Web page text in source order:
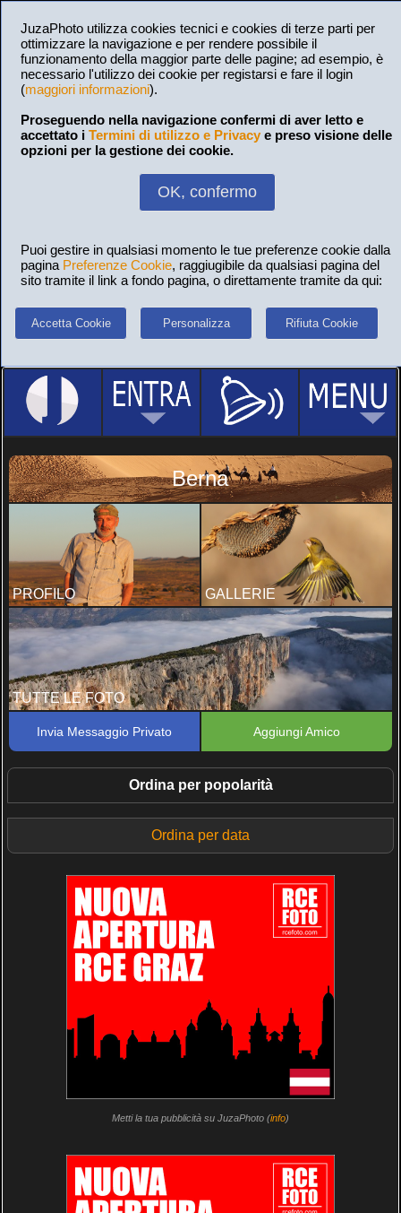
JuzaPhoto utilizza cookies tecnici e cookies di terze parti per
ottimizzare la navigazione e per rendere possibile il
funzionamento della maggior parte delle pagine; ad esempio, è
necessario l'utilizzo dei cookie per registarsi e fare il login
(maggiori informazioni).
Proseguendo nella navigazione confermi di aver letto e
accettato i Termini di utilizzo e Privacy e preso visione delle
opzioni per la gestione dei cookie.
OK, confermo
Puoi gestire in qualsiasi momento le tue preferenze cookie dalla
pagina Preferenze Cookie, raggiugibile da qualsiasi pagina del
sito tramite il link a fondo pagina, o direttamente tramite da qui:
Accetta Cookie Personalizza Rifiuta Cookie
Berna
PROFILO GALLERIE
TUTTE LE FOTO
Invia Messaggio Privato Aggiungi Amico
Ordina per popolarità
Ordina per data
Metti la tua pubblicità su JuzaPhoto (info)